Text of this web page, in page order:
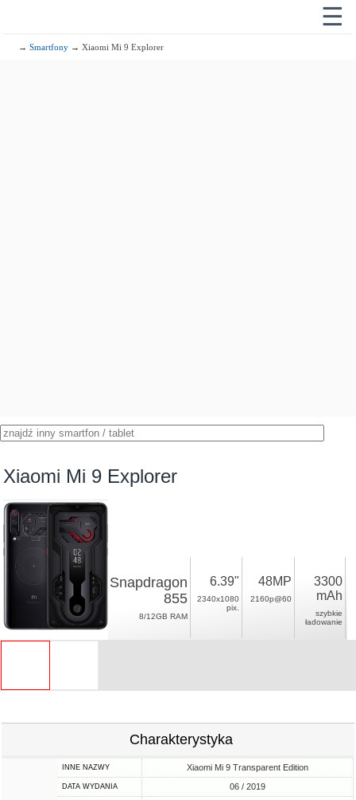
☰
→Smartfony → Xiaomi Mi 9 Explorer
Xiaomi Mi 9 Explorer
Snapdragon
855
8/12GB RAM
6.39"
2340x1080
pix.
48MP
2160p@60
3300
mAh
szybkie
ładowanie
Charakterystyka
INNE NAZWY Xiaomi Mi 9 Transparent Edition
DATA WYDANIA 06 / 2019